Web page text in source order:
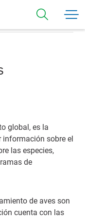
global, es la
información sobre el
las especies,
de
de aves son
cuenta con las